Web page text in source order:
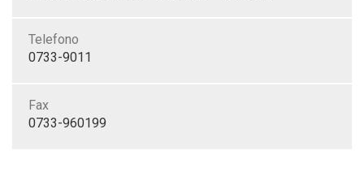
Telefono
0733-9011
Fax
0733-960199